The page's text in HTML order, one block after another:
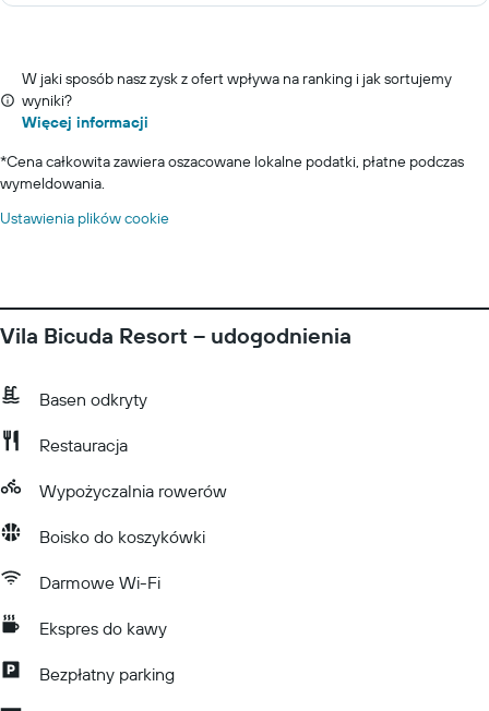
W jaki sposób nasz zysk z ofert wpływa na ranking i jak sortujemy
wyniki?
Więcej informacji
*Cena całkowita zawiera oszacowane lokalne podatki, płatne podczas
wymeldowania.
Ustawienia plików cookie
Vila Bicuda Resort – udogodnienia
Basen odkryty
Restauracja
Wypożyczalnia rowerów
Boisko do koszykówki
Darmowe Wi-Fi
Ekspres do kawy
Bezpłatny parking